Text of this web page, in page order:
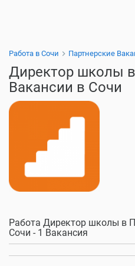
Работа в Сочи Партнерские
Директор школы
Вакансии в Сочи
Работа Директор школы в
Сочи - 1 Вакансия